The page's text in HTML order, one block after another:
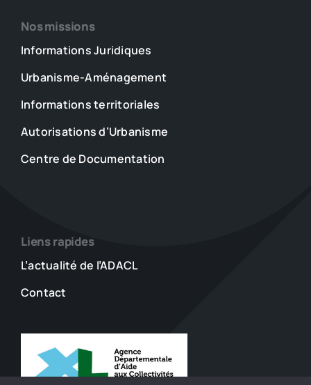
Nos missions
Informations Juridiques
Urbanisme-Aménagement
Informations territoriales
Autorisations d’Urbanisme
Centre de Documentation
Liens rapides
L’actualité de l’ADACL
Contact